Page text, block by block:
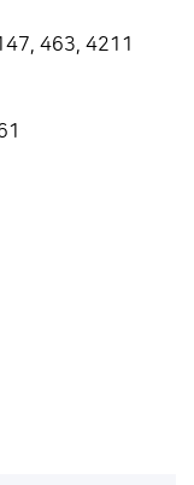
463, 4211